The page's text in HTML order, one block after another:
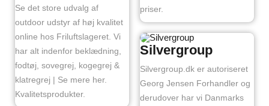
Se det store udvalg af
outdoor udstyr af høj kvalitet
online hos Friluftslageret. Vi
har alt indenfor beklædning,
fodtøj, sovegrej, kogegrej &
klatregrej | Se mere her.
Kvalitetsprodukter.
priser.
Silvergroup
Silvergroup.dk er autoriseret
Georg Jensen Forhandler og
derudover har vi Danmarks